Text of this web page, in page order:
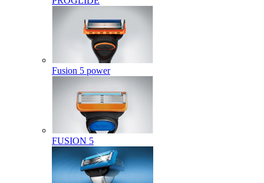
Fusion 5 power
FUSION 5